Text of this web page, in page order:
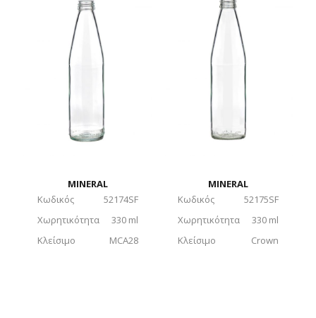
MINERAL
Κωδικός
52174SF
Χωρητικότητα
330 ml
Κλείσιμο
MCA28
MINERAL
Κωδικός
52175SF
Χωρητικότητα
330 ml
Κλείσιμο
Crown